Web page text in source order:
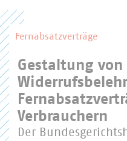
Fernabsatzverträge
Gestaltung von
Verbrauchern
Der